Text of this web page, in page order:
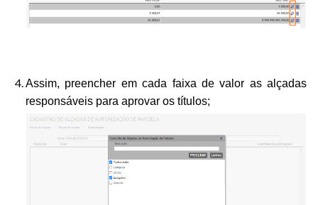
Assim, preencher em cada faixa de valor as alçadas
responsáveis para aprovar os títulos;